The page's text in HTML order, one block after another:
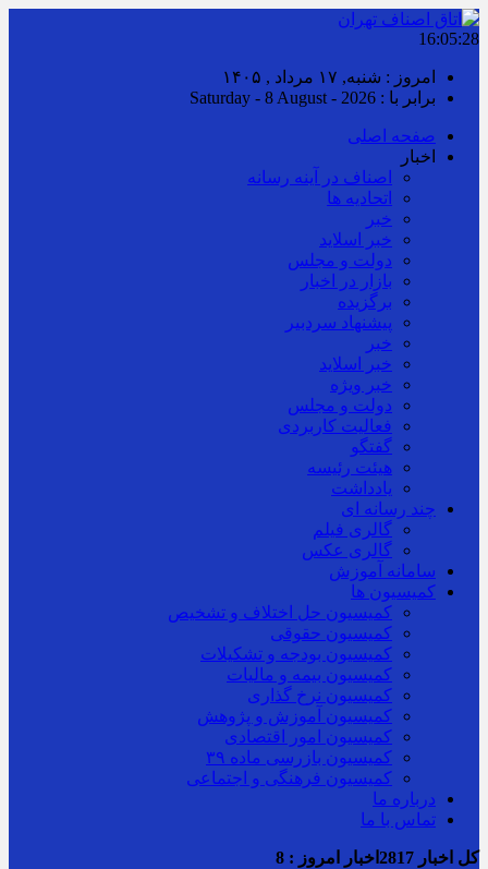
16:05:29
امروز : شنبه, ۱۷ مرداد , ۱۴۰۵
برابر با : Saturday - 8 August - 2026
صفحه اصلی
اخبار
اصناف در آینه رسانه
اتحادیه ها
خبر
خبر اسلايد
دولت و مجلس
بازار در اخبار
برگزیده
پیشنهاد سردبیر
خبر
خبر اسلايد
خبر ویژه
دولت و مجلس
فعالیت کاربردی
گفتگو
هیئت رئیسه
یادداشت
چند رسانه ای
گالری فیلم
گالری عکس
سامانه آموزش
کمیسیون ها
کمیسیون حل اختلاف و تشخیص
کمیسیون حقوقی
کمیسیون بودجه و تشکیلات
کمیسیون بیمه و مالیات
کمیسیون نرخ گذاری
کمیسیون آموزش و پژوهش
کمیسیون امور اقتصادی
کمیسیون بازرسی ماده ۳۹
کمیسیون فرهنگی و اجتماعی
درباره ما
تماس با ما
کل اخبار اخبار امروز : 8